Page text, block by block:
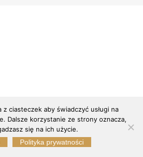
z ciasteczek aby świadczyć usługi na
Dalsze korzystanie ze strony oznacza,
się na ich użycie.
Polityka prywatności